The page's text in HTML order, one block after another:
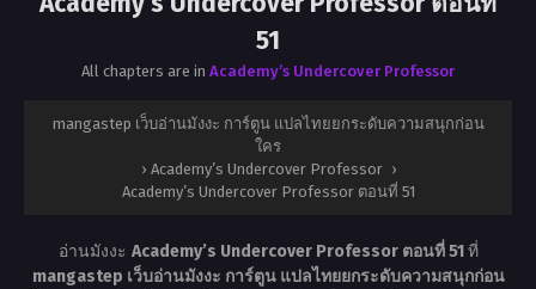
51
All chapters are in Academy’s Undercover Professor
mangastep เว็บอ่านมังงะ การ์ตูน แปลไทยยกระดับความสนุกก่อน
ใคร
› Academy’s Undercover Professor ›
Academy’s Undercover Professor ตอนที่ 51
อ่านมังงะ Academy’s Undercover Professor ตอนที่ 51ที่
mangastep เว็บอ่านมังงะ การ์ตูน แปลไทยยกระดับความสนุกก่อน